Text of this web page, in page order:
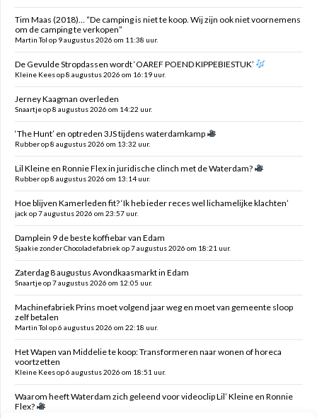
Tim Maas (2018)… “De camping is niet te koop. Wij zijn ook niet voornemens
om de camping te verkopen”
Martin Tol op 9 augustus 2026 om 11:38 uur.
De Gevulde Stropdassen wordt ‘OAREF POEND KIPPEBIESTUK’
Kleine Kees op 8 augustus 2026 om 16:19 uur.
Jerney Kaagman overleden
Snaartje op 8 augustus 2026 om 14:22 uur.
‘The Hunt’ en optreden 3JS tijdens waterdamkamp
Rubber op 8 augustus 2026 om 13:32 uur.
Lil Kleine en Ronnie Flex in juridische clinch met de Waterdam?
Rubber op 8 augustus 2026 om 13:14 uur.
Hoe blijven Kamerleden fit? ‘Ik heb ieder reces wel lichamelijke klachten’
jack op 7 augustus 2026 om 23:57 uur.
Damplein 9 de beste koffiebar van Edam
Sjaakie zonder Chocoladefabriek op 7 augustus 2026 om 18:21 uur.
Zaterdag 8 augustus Avondkaasmarkt in Edam
Snaartje op 7 augustus 2026 om 12:05 uur.
Machinefabriek Prins moet volgend jaar weg en moet van gemeente sloop
zelf betalen
Martin Tol op 6 augustus 2026 om 22:18 uur.
Het Wapen van Middelie te koop: Transformeren naar wonen of horeca
voortzetten
Kleine Kees op 6 augustus 2026 om 18:51 uur.
Waarom heeft Waterdam zich geleend voor videoclip Lil’ Kleine en Ronnie
Flex?